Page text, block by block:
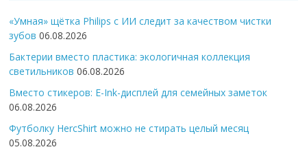
«Умная» щётка Philips с ИИ следит за качеством чистки
зубов 06.08.2026
Бактерии вместо пластика: экологичная коллекция
светильников 06.08.2026
Вместо стикеров: E-Ink-дисплей для семейных заметок
06.08.2026
Футболку HercShirt можно не стирать целый месяц
05.08.2026